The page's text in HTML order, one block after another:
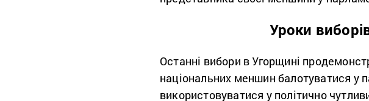
Уроки
Останні вибори в Угорщині
національних меншин балотуватися у
використовуватися у політично